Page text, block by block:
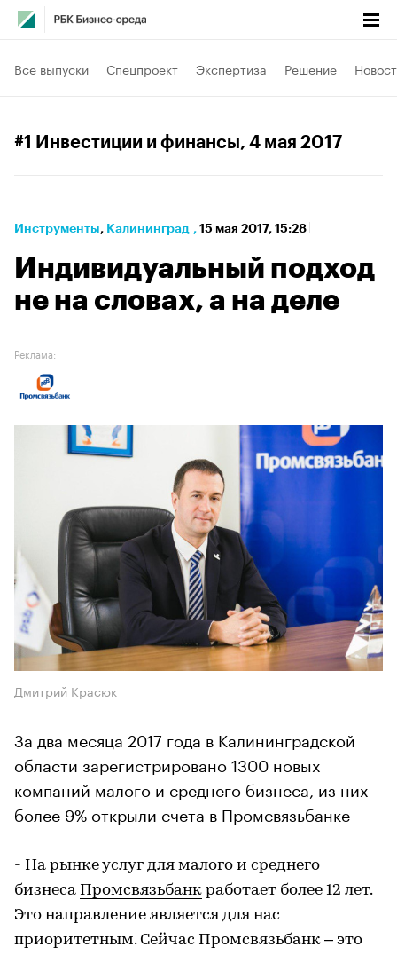
Все выпуски Спецпроект Экспертиза Решение
#1 Инвестиции и финансы, 4 мая 2017
Инструменты⁠, Калининград , 15 мая 2017, 15:28
Индивидуальный подход
не на словах, а на деле
Реклама:
Дмитрий Красюк
За два месяца 2017 года в Калининградской
области зарегистрировано 1300 новых
компаний малого и среднего бизнеса, из них
более 9% открыли счета в Промсвязьбанке
- На рынке услуг для малого и среднего
бизнеса Промсвязьбанк работает более 12 лет.
Это направление является для нас
приоритетным. Сейчас Промсвязьбанк – это